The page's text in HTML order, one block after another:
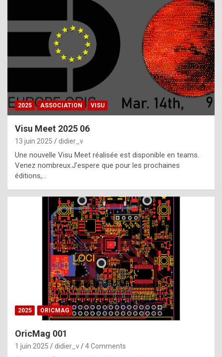
h
a
t
t
e
b
e
s
t
p
h
o
n
y
2025 ASSOCIATION VISU
Visu Meet 2025 06
13 juin 2025 didier_v
Une nouvelle Visu Meet réalisée est disponible en teams.
Venez nombreux.J’espere que pour les prochaines
éditions,…
2025 ORICMAG
OricMag 001
1 juin 2025 didier_v 4 Comments